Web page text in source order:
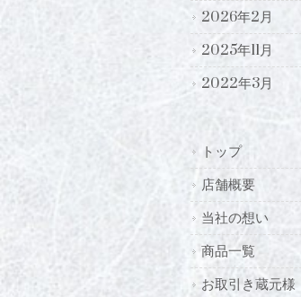
2026年2月
2025年11月
2022年3月
トップ
店舗概要
当社の想い
商品一覧
お取引き蔵元様